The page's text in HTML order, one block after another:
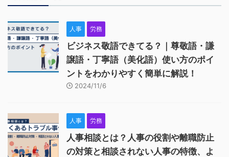
人事 労務
ビジネス敬語できてる？｜尊敬語・謙
譲語・丁寧語（美化語）使い方のポイ
ントをわかりやすく簡単に解説！
2024/11/6
人事 労務
人事相談とは？人事の役割や離職防止
の対策と相談されない人事の特徴、よ